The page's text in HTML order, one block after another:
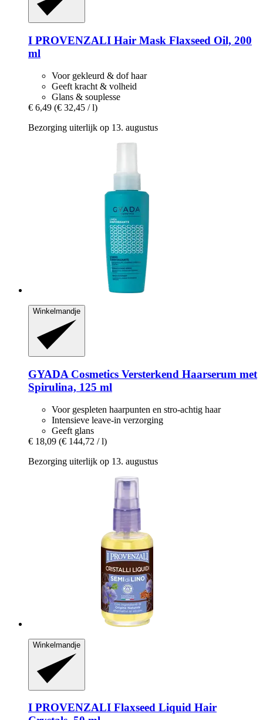
I PROVENZALI Hair Mask Flaxseed Oil, 200
ml
Voor gekleurd & dof haar
Geeft kracht & volheid
Glans & souplesse
€ 6,49 (€ 32,45 / l)
Bezorging uiterlijk op 13. augustus
Winkelmandje
GYADA Cosmetics Versterkend Haarserum met
Spirulina, 125 ml
Voor gespleten haarpunten en stro-achtig haar
Intensieve leave-in verzorging
Geeft glans
€ 18,09 (€ 144,72 / l)
Bezorging uiterlijk op 13. augustus
Winkelmandje
I PROVENZALI Flaxseed Liquid Hair